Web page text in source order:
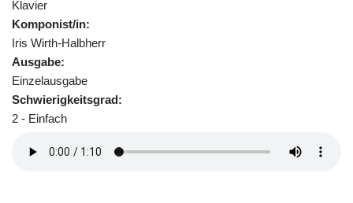
Klavier
Komponist/in:
Iris Wirth-Halbherr
Ausgabe:
Einzelausgabe
Schwierigkeitsgrad:
2 - Einfach